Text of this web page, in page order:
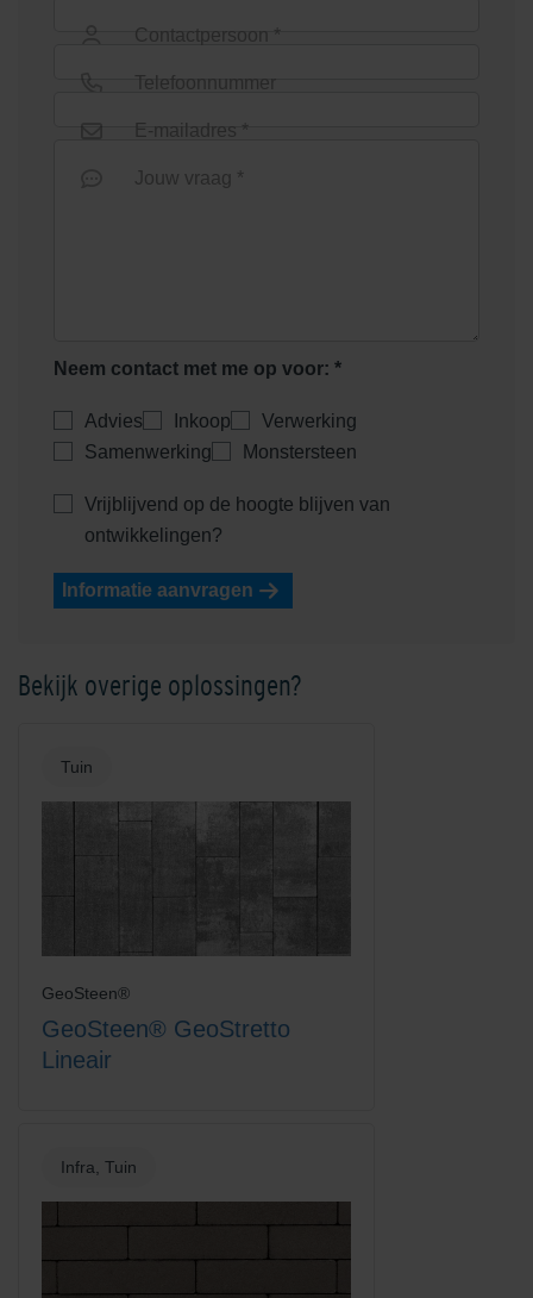
Kobalt
Rood-Zwart
Contactpersoon *
Telefoonnummer
E-mailadres *
Jouw vraag *
Neem contact met me op voor: *
Advies Inkoop
Verwerking
Samenwerking
Monstersteen
Vrijblijvend op de hoogte blijven van
ontwikkelingen?
Informatie aanvragen
Bekijk overige oplossingen?
Tuin
GeoSteen®
GeoSteen® GeoStretto
Lineair
Infra, Tuin